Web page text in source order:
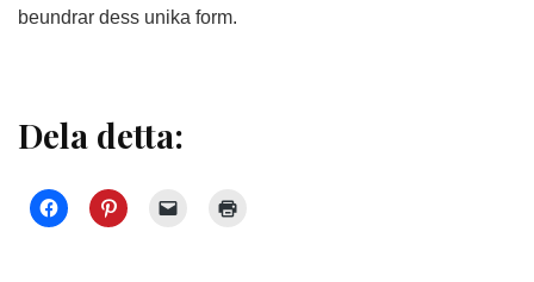
beundrar dess unika form.
Dela detta: